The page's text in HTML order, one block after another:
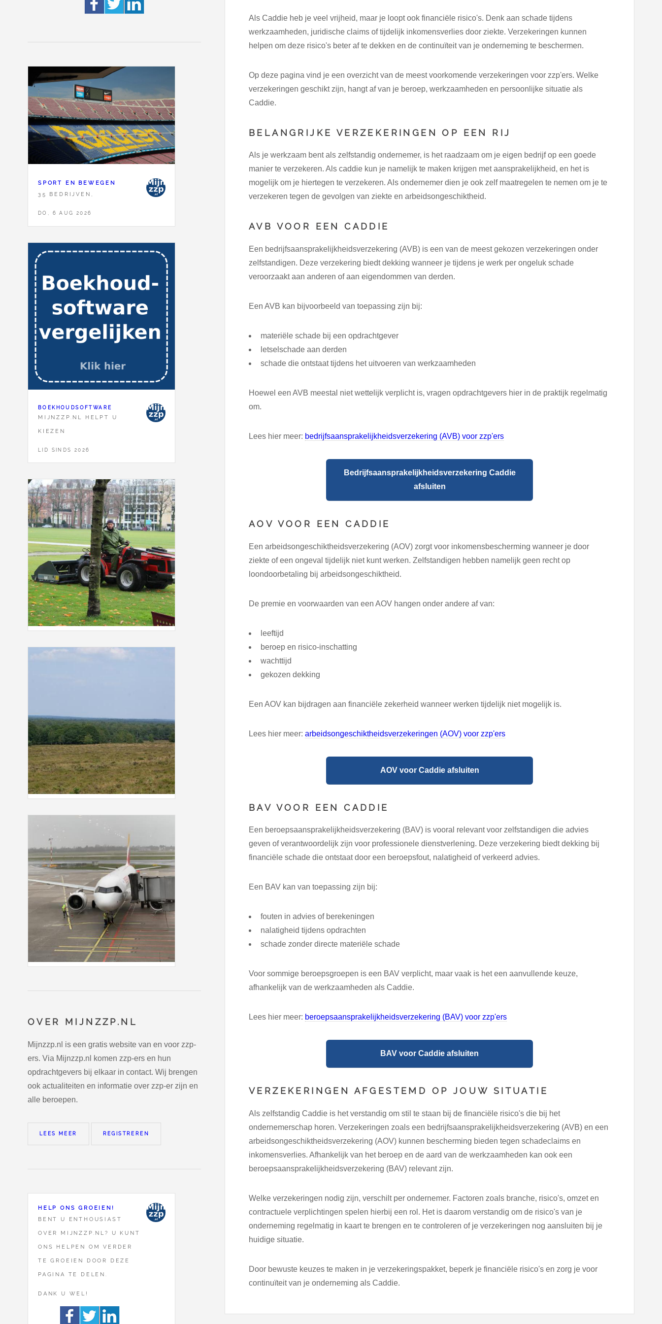
SPORT EN BEWEGEN
35 BEDRIJVEN,
DO, 6 AUG 2026
BOEKHOUDSOFTWARE
MIJNZZP.NL HELPT U
KIEZEN
LID SINDS 2026
OVER MIJNZZP.NL
Mijnzzp.nl is een gratis website van en voor zzp-
ers. Via Mijnzzp.nl komen zzp-ers en hun
opdrachtgevers bij elkaar in contact. Wij brengen
ook actualiteiten en informatie over zzp-er zijn en
alle beroepen.
LEES MEER REGISTREREN
HELP ONS GROEIEN!
BENT U ENTHOUSIAST
OVER MIJNZZP.NL? U KUNT
ONS HELPEN OM VERDER
TE GROEIEN DOOR DEZE
PAGINA TE DELEN.
DANK U WEL!
Als Caddie heb je veel vrijheid, maar je loopt ook financiële risico's. Denk aan schade tijdens
werkzaamheden, juridische claims of tijdelijk inkomensverlies door ziekte. Verzekeringen kunnen
helpen om deze risico's beter af te dekken en de continuïteit van je onderneming te beschermen.
Op deze pagina vind je een overzicht van de meest voorkomende verzekeringen voor zzp'ers. Welke
verzekeringen geschikt zijn, hangt af van je beroep, werkzaamheden en persoonlijke situatie als
Caddie.
BELANGRIJKE VERZEKERINGEN OP EEN RIJ
Als je werkzaam bent als zelfstandig ondernemer, is het raadzaam om je eigen bedrijf op een goede
manier te verzekeren. Als caddie kun je namelijk te maken krijgen met aansprakelijkheid, en het is
mogelijk om je hiertegen te verzekeren. Als ondernemer dien je ook zelf maatregelen te nemen om je te
verzekeren tegen de gevolgen van ziekte en arbeidsongeschiktheid.
AVB VOOR EEN CADDIE
Een bedrijfsaansprakelijkheidsverzekering (AVB) is een van de meest gekozen verzekeringen onder
zelfstandigen. Deze verzekering biedt dekking wanneer je tijdens je werk per ongeluk schade
veroorzaakt aan anderen of aan eigendommen van derden.
Een AVB kan bijvoorbeeld van toepassing zijn bij:
materiële schade bij een opdrachtgever
letselschade aan derden
schade die ontstaat tijdens het uitvoeren van werkzaamheden
Hoewel een AVB meestal niet wettelijk verplicht is, vragen opdrachtgevers hier in de praktijk regelmatig
om.
Lees hier meer: bedrijfsaansprakelijkheidsverzekering (AVB) voor zzp'ers
Bedrijfsaansprakelijkheidsverzekering Caddie
afsluiten
AOV VOOR EEN CADDIE
Een arbeidsongeschiktheidsverzekering (AOV) zorgt voor inkomensbescherming wanneer je door
ziekte of een ongeval tijdelijk niet kunt werken. Zelfstandigen hebben namelijk geen recht op
loondoorbetaling bij arbeidsongeschiktheid.
De premie en voorwaarden van een AOV hangen onder andere af van:
leeftijd
beroep en risico-inschatting
wachttijd
gekozen dekking
Een AOV kan bijdragen aan financiële zekerheid wanneer werken tijdelijk niet mogelijk is.
Lees hier meer: arbeidsongeschiktheidsverzekeringen (AOV) voor zzp'ers
AOV voor Caddie afsluiten
BAV VOOR EEN CADDIE
Een beroepsaansprakelijkheidsverzekering (BAV) is vooral relevant voor zelfstandigen die advies
geven of verantwoordelijk zijn voor professionele dienstverlening. Deze verzekering biedt dekking bij
financiële schade die ontstaat door een beroepsfout, nalatigheid of verkeerd advies.
Een BAV kan van toepassing zijn bij:
fouten in advies of berekeningen
nalatigheid tijdens opdrachten
schade zonder directe materiële schade
Voor sommige beroepsgroepen is een BAV verplicht, maar vaak is het een aanvullende keuze,
afhankelijk van de werkzaamheden als Caddie.
Lees hier meer: beroepsaansprakelijkheidsverzekering (BAV) voor zzp'ers
BAV voor Caddie afsluiten
VERZEKERINGEN AFGESTEMD OP JOUW SITUATIE
Als zelfstandig Caddie is het verstandig om stil te staan bij de financiële risico's die bij het
ondernemerschap horen. Verzekeringen zoals een bedrijfsaansprakelijkheidsverzekering (AVB) en een
arbeidsongeschiktheidsverzekering (AOV) kunnen bescherming bieden tegen schadeclaims en
inkomensverlies. Afhankelijk van het beroep en de aard van de werkzaamheden kan ook een
beroepsaansprakelijkheidsverzekering (BAV) relevant zijn.
Welke verzekeringen nodig zijn, verschilt per ondernemer. Factoren zoals branche, risico's, omzet en
contractuele verplichtingen spelen hierbij een rol. Het is daarom verstandig om de risico's van je
onderneming regelmatig in kaart te brengen en te controleren of je verzekeringen nog aansluiten bij je
huidige situatie.
Door bewuste keuzes te maken in je verzekeringspakket, beperk je financiële risico's en zorg je voor
continuïteit van je onderneming als Caddie.